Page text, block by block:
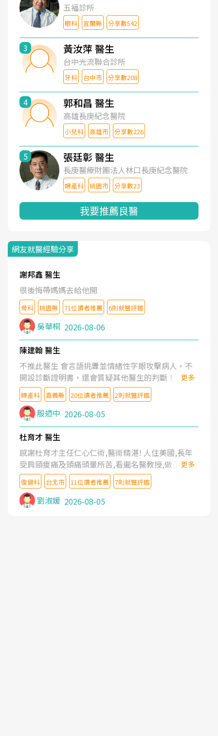
五福診所
眼科 宜蘭縣 分享數542
3 黃汝萍 醫生
台中光流聯合診所
牙科 台中市 分享數208
4 郭和昌 醫生
高雄長庚紀念醫院
小兒科 高雄市 分享數226
5 張廷彰 醫生
長庚醫療財團法人林口長庚紀念醫院
婦產科 桃園市 分享數23
我要推薦良醫
網友就醫經驗分享
謝邦鑫 醫生
很後悔帶媽媽去給他開
骨科 桃園縣 71位讀者推薦 6則就醫評鑑
吳華桐 2026-08-06
陳建翰 醫生
不推此醫生 會言語挑釁並情緒性字眼攻擊病人，不
開設診斷證明書，還會質疑其他醫生的判斷！
更多
婦產科 嘉義縣 20位讀者推薦 2則就醫評鑑
殷迺中 2026-08-05
杜育才 醫生
感謝杜育才主任仁心仁術,醫術精湛! 人住美國,長年
受肩頸痠痛及頭痛頭暈所苦,看遍名醫教授,做了各種
檢查,也嘗試過西醫打針,中醫針灸及物理徒手治療都
沒有用,後來連吃到嗎啡類止痛藥都效果有限,只是壓
症狀,沒多久就痛起來,多年失眠嚴重影響生活品質.
台灣親友介紹忠孝醫院杜育才主任是頸頭症候群專
更多
復健科 台北市 11位讀者推薦 7則就醫評鑑
劉淑媛 2026-08-05